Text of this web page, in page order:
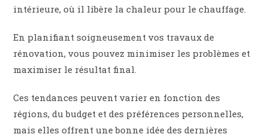
intérieure, où il libère la chaleur pour le chauffage.
En planifiant soigneusement vos travaux de
rénovation, vous pouvez minimiser les problèmes et
maximiser le résultat final.
Ces tendances peuvent varier en fonction des
régions, du budget et des préférences personnelles,
mais elles offrent une bonne idée des dernières